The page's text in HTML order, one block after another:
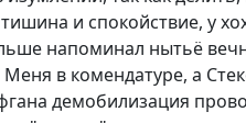
и спокойствие, у
напоминал нытьё
в комендатуре, а
демобилизация